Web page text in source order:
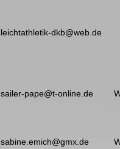
leichtathletik-dkb@web.de
sailer-pape@t-online.de
sabine.emich@gmx.de